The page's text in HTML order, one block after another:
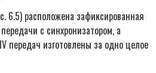
6.5) расположена зафиксированная
с синхронизатором, а
передач изготовлены за одно целое